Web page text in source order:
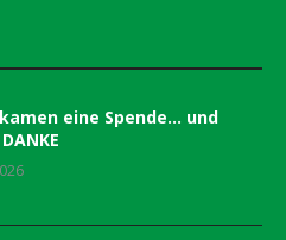
eine Spende… und